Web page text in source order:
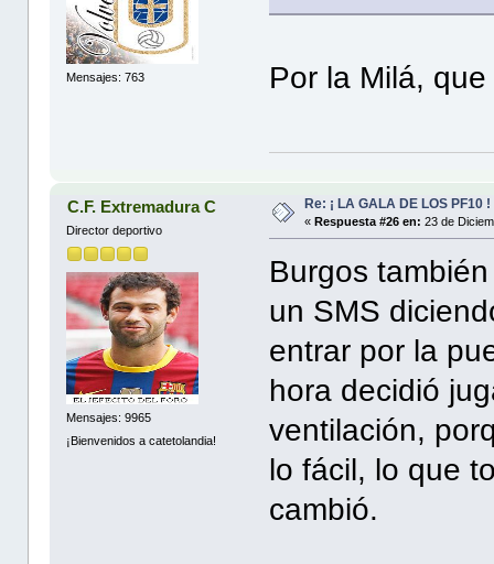
Mensajes: 763 Por la Milá,
C.F. Extremadura C
Director deportivo
Mensajes: 9965
¡Bienvenidos a catetolandia!
Re: ¡ LA GALA DE LOS PF10 !
«Respuesta #26 en: 23 de
Burgos
un SMS
entrar por la
hora decidió
ventilación,
lo fácil, lo que
cambió.